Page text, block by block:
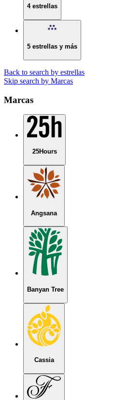
4 estrellas
5 estrellas y más
Back to search by estrellas
Skip search by Marcas
Marcas
25Hours
Angsana
Banyan Tree
Cassia